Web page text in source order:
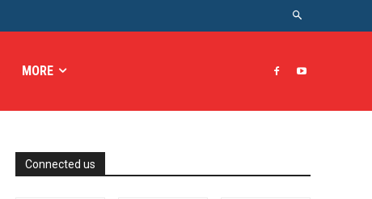
MORE
Connected us